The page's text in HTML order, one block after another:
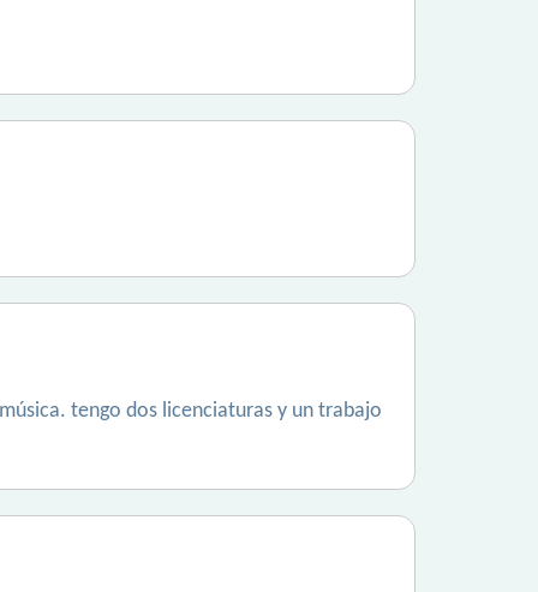
tengo dos licenciaturas y un trabajo